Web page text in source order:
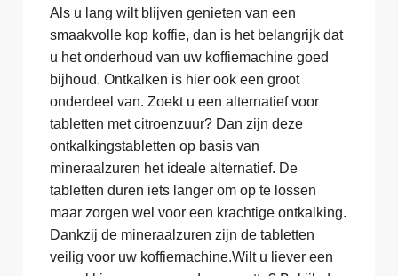
Als u lang wilt blijven genieten van een
smaakvolle kop koffie, dan is het belangrijk dat
u het onderhoud van uw koffiemachine goed
bijhoud. Ontkalken is hier ook een groot
onderdeel van. Zoekt u een alternatief voor
tabletten met citroenzuur? Dan zijn deze
ontkalkingstabletten op basis van
mineraalzuren het ideale alternatief. De
tabletten duren iets langer om op te lossen
maar zorgen wel voor een krachtige ontkalking.
Dankzij de mineraalzuren zijn de tabletten
veilig voor uw koffiemachine.Wilt u liever een